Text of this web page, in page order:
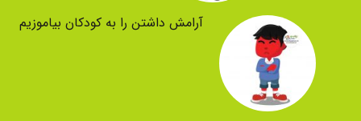
آرامش داشتن را به کودکان بیاموزیم